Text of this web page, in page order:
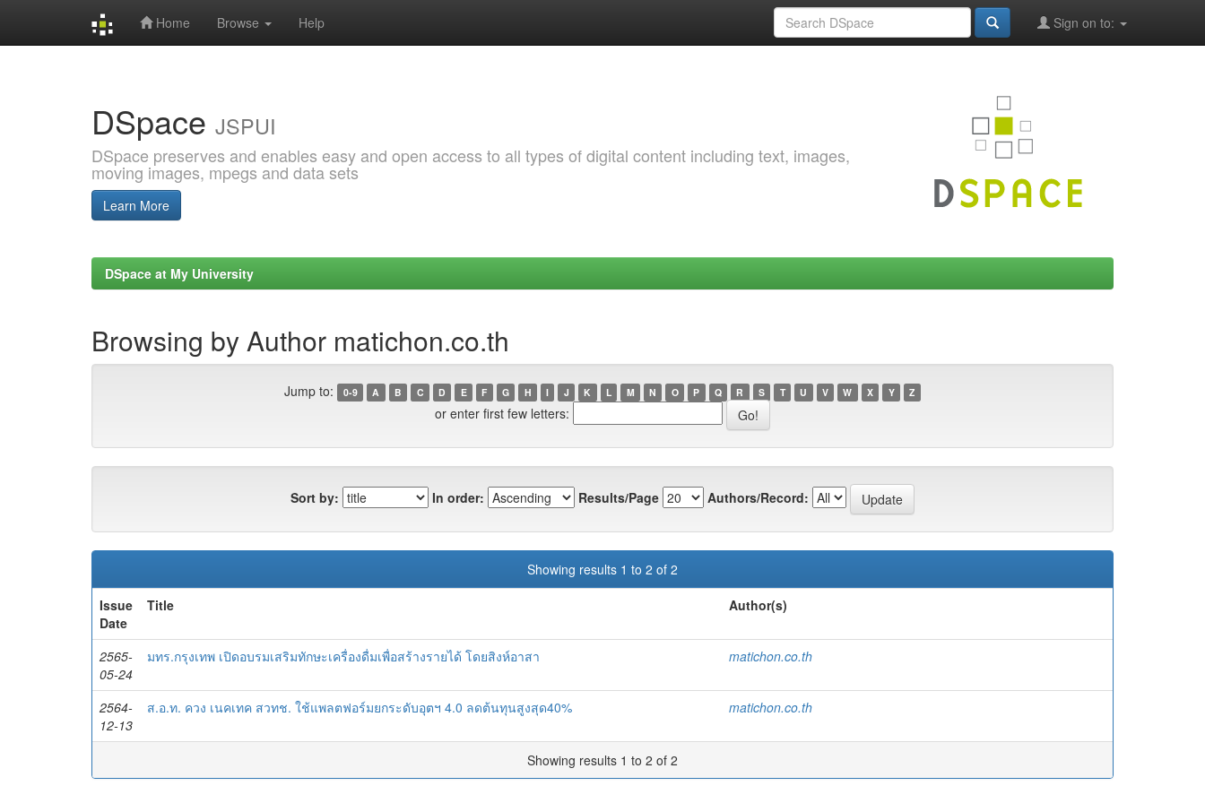
Home Browse Help Sign on to:
DSpace JSPUI
DSpace preserves and enables easy and open access to all types of digital content including text, images,
moving images, mpegs and data sets
Learn More
DSpace at My University
Browsing by Author matichon.co.th
Jump to: 0-9 A B C D E F G H I J K L M N O P Q R S T U V W X Y Z
or enter first few letters:
Sort by: In order: Results/Page Authors/Record:
Showing results 1 to 2 of 2
Issue
Date
Title Author(s)
2565-
05-24
มทร.กรุงเทพ เปิดอบรมเสริมทักษะเครื่องดื่มเพื่อสร้างรายได้ โดยสิงห์อาสา matichon.co.th
2564-
12-13
ส.อ.ท. ควง เนคเทค สวทช. ใช้แพลตฟอร์มยกระดับอุตฯ 4.0 ลดต้นทุนสูงสุด40% matichon.co.th
Showing results 1 to 2 of 2